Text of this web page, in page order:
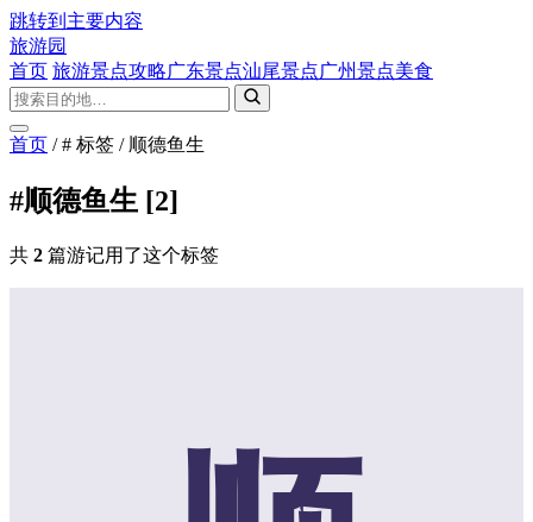
跳转到主要内容
旅游园
首页 旅游景点攻略广东景点汕尾景点广州景点美食
首页 / # 标签 / 顺德鱼生
#顺德鱼生 [2]
共 2 篇游记用了这个标签